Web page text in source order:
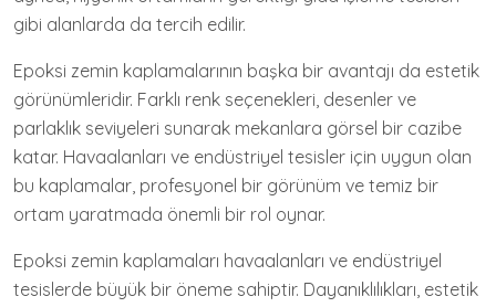
gibi alanlarda da tercih edilir.
Epoksi zemin kaplamalarının başka bir avantajı da estetik
görünümleridir. Farklı renk seçenekleri, desenler ve
parlaklık seviyeleri sunarak mekanlara görsel bir cazibe
katar. Havaalanları ve endüstriyel tesisler için uygun olan
bu kaplamalar, profesyonel bir görünüm ve temiz bir
ortam yaratmada önemli bir rol oynar.
Epoksi zemin kaplamaları havaalanları ve endüstriyel
tesislerde büyük bir öneme sahiptir. Dayanıklılıkları, estetik